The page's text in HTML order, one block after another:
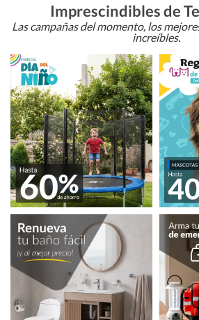
Imprescindibles de
Las campañas del momento, los
increíbles.